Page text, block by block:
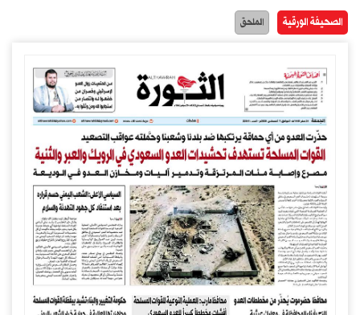
الصحيفة الورقية الملحق